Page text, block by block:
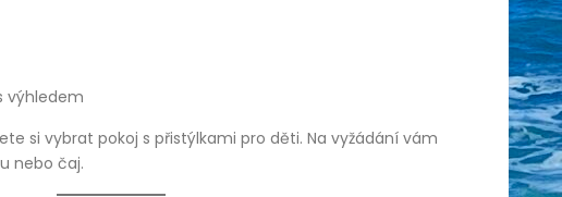
výhledem
si vybrat pokoj s přistýlkami pro děti. Na vyžádání vám
nebo čaj.